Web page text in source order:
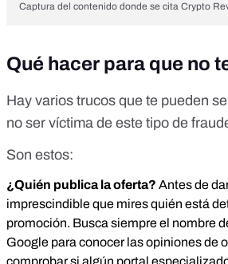
Captura del contenido donde se cita Crypto
Qué hacer para que no
Hay varios trucos que te pueden
no ser víctima de este tipo de
Son estos:
¿Quién publica la oferta? Antes de
imprescindible que mires quién está
promoción. Busca siempre el nombre
Google para conocer las opiniones de
comprobar si algún portal